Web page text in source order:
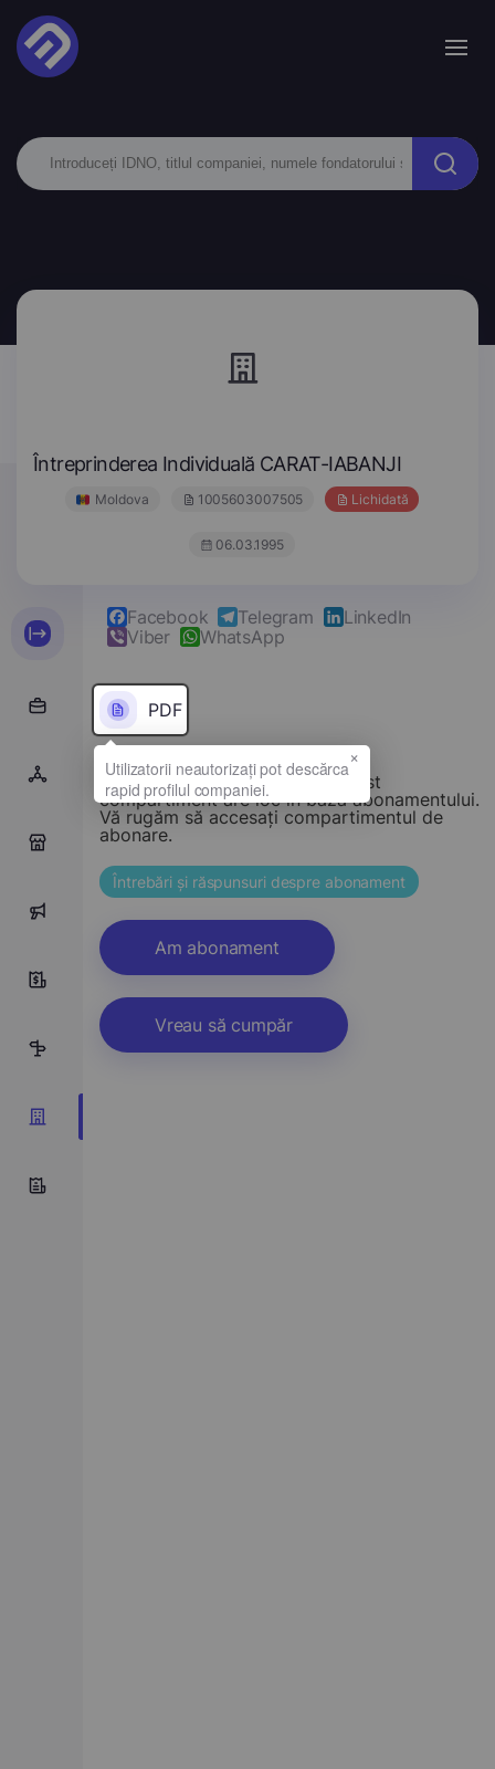
Întreprinderea Individuală CARAT-IABANJI
Moldova 1005603007505 Lichidată
06.03.1995
0
Facebook Telegram
LinkedIn
Viber
WhatsApp
PDF
Stimate vizitator, accesul la acest
compartiment are loc în baza abonamentului.
Vă rugăm să accesați compartimentul de
abonare.
Întrebări și răspunsuri despre abonament
Am abonament
Vreau să cumpăr
×